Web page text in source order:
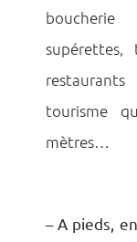
supérettes,
tourisme
mètres…
–A pieds,